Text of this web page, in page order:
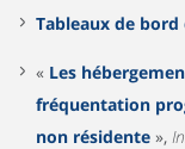
Tableaux de
« Les
fréquentation
non résidente »,